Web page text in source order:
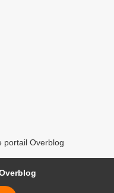
portail Overblog